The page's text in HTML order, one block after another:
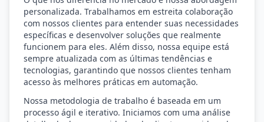
personalizada. Trabalhamos em estreita colaboração
com nossos clientes para entender suas necessidades
específicas e desenvolver soluções que realmente
funcionem para eles. Além disso, nossa equipe está
sempre atualizada com as últimas tendências e
tecnologias, garantindo que nossos clientes tenham
acesso às melhores práticas em automação.
Nossa metodologia de trabalho é baseada em um
processo ágil e iterativo. Iniciamos com uma análise